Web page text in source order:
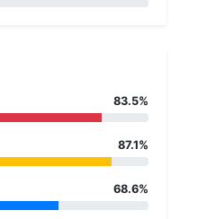
83.5%
87.1%
68.6%